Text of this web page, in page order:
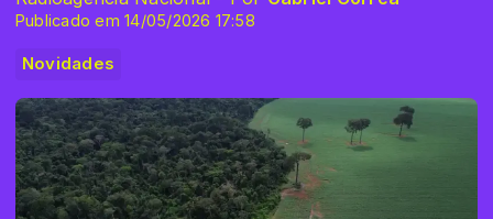
Publicado em 14/05/2026 17:58
Novidades